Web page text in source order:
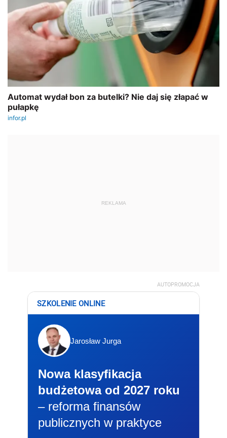
REKLAMA
AUTOPROMOCJA
SZKOLENIE ONLINE
Jarosław Jurga
Nowa klasyfikacja
budżetowa od 2027 roku
– reforma finansów
publicznych w praktyce